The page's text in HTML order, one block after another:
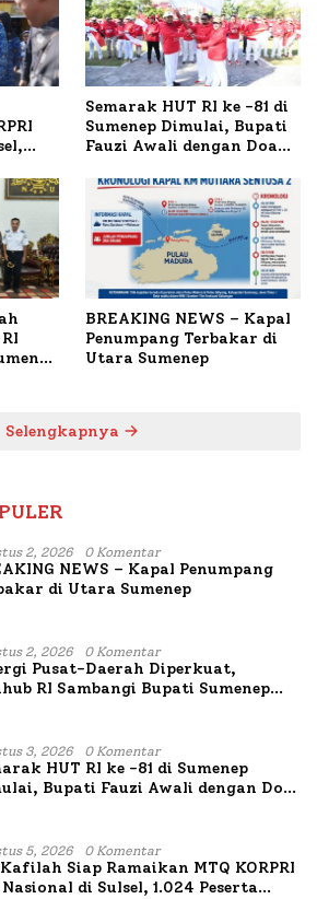
Semarak HUT RI ke -81 di
Sumenep Dimulai, Bupati
Fauzi Awali dengan Doa
Terbakar
BREAKING NEWS – Kapal
Penumpang Terbakar di
Utara Sumenep
Selengkapnya
2, 2026 0 Komentar
NEWS – Kapal Penumpang
di Utara Sumenep
2, 2026 0 Komentar
Pusat-Daerah Diperkuat,
RI Sambangi Bupati Sumenep
3, 2026 0 Komentar
HUT RI ke -81 di Sumenep
Bupati Fauzi Awali dengan Doa
5, 2026 0 Komentar
Siap Ramaikan MTQ KORPRI
di Sulsel, 1.024 Peserta